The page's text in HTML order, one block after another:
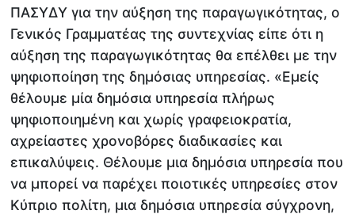
ΠΑΣΥΔΥ για την αύξηση της παραγωγικότητας, ο
Γενικός Γραμματέας της συντεχνίας είπε ότι η
αύξηση της παραγωγικότητας θα επέλθει με την
ψηφιοποίηση της δημόσιας υπηρεσίας. «Εμείς
θέλουμε μία δημόσια υπηρεσία πλήρως
ψηφιοποιημένη και χωρίς γραφειοκρατία,
αχρείαστες χρονοβόρες διαδικασίες και
επικαλύψεις. Θέλουμε μια δημόσια υπηρεσία που
να μπορεί να παρέχει ποιοτικές υπηρεσίες στον
Κύπριο πολίτη, μια δημόσια υπηρεσία σύγχρονη,